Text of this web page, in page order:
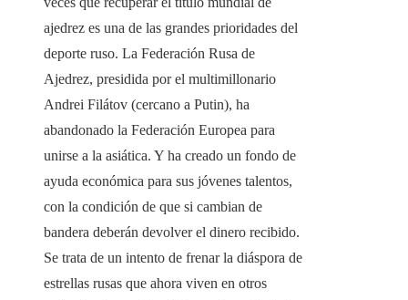
ajedrez es una de las grandes prioridades del
deporte ruso. La Federación Rusa de
Ajedrez, presidida por el multimillonario
Andrei Filátov (cercano a Putin), ha
abandonado la Federación Europea para
unirse a la asiática. Y ha creado un fondo de
ayuda económica para sus jóvenes talentos,
con la condición de que si cambian de
bandera deberán devolver el dinero recibido.
Se trata de un intento de frenar la diáspora de
estrellas rusas que ahora viven en otros